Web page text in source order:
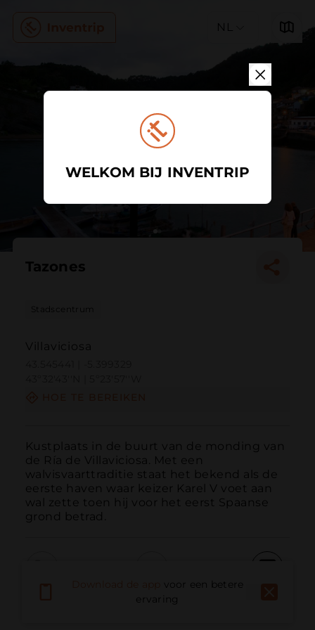
NL
Tazones
Stadscentrum
Villaviciosa
Kustplaats in de buurt van de monding van
de Ría de Villaviciosa. Met een
walvisvaarttraditie staat het bekend als de
eerste haven waar keizer Karel V voet aan
wal zette toen hij voor het eerst Spaanse
grond betrad.
E-mail
voor een betere
ervaring
WELKOM BIJ INVENTRIP